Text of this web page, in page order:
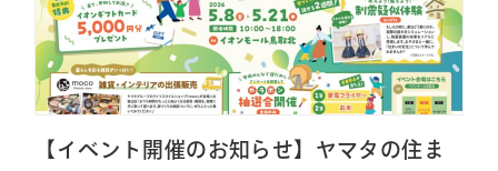
【イベント開催のお知らせ】ヤマタの住ま